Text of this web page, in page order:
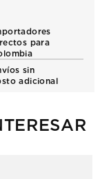
para
sin
adicional